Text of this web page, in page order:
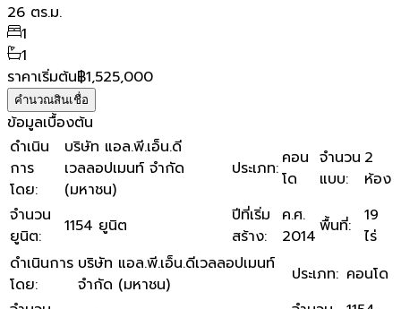
26 ตร.ม.
1
1
ราคาเริ่มต้น฿1,525,000
คำนวณสินเชื่อ
ข้อมูลเบื้องต้น
ดำเนิน
การ
โดย:
บริษัท แอล.พี.เอ็น.ดี
เวลลอปเมนท์ จำกัด
(มหาชน)
ประเภท: คอน
โด
จำนวน
แบบ:
2
ห้อง
จำนวน
ยูนิต: 1154 ยูนิต
ปีที่เริ่ม
สร้าง:
ค.ศ.
2014 พื้นที่:
19
ไร่
ดำเนินการ
โดย:
บริษัท แอล.พี.เอ็น.ดีเวลลอปเมนท์
จำกัด (มหาชน)
ประเภท: คอนโด